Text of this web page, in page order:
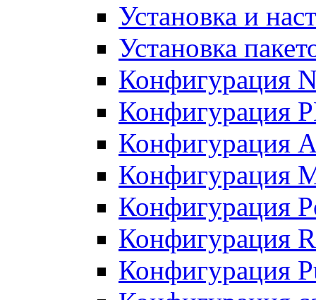
Установка и
Установка
Конфигурация
Конфигурация
Конфигурация
Конфигурация
Конфигурация
Конфигурация
Конфигурация